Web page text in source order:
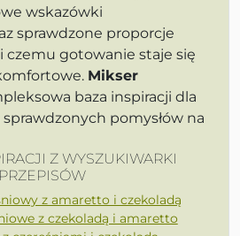
wskazówki
sprawdzone proporcje
czemu gotowanie staje się
Mikser
baza inspiracji dla
pomysłów na
Z WYSZUKIWARKI
PRZEPISÓW
z amaretto i czekoladą
z czekoladą i amaretto